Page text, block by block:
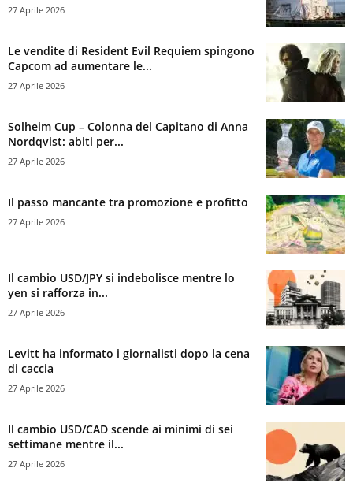
27 Aprile 2026
Le vendite di Resident Evil Requiem spingono
Capcom ad aumentare le...
27 Aprile 2026
Solheim Cup – Colonna del Capitano di Anna
Nordqvist: abiti per...
27 Aprile 2026
Il passo mancante tra promozione e profitto
27 Aprile 2026
Il cambio USD/JPY si indebolisce mentre lo
yen si rafforza in...
27 Aprile 2026
Levitt ha informato i giornalisti dopo la cena
di caccia
27 Aprile 2026
Il cambio USD/CAD scende ai minimi di sei
settimane mentre il...
27 Aprile 2026